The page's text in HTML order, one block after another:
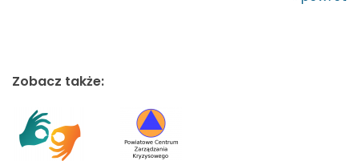
Zobacz także: